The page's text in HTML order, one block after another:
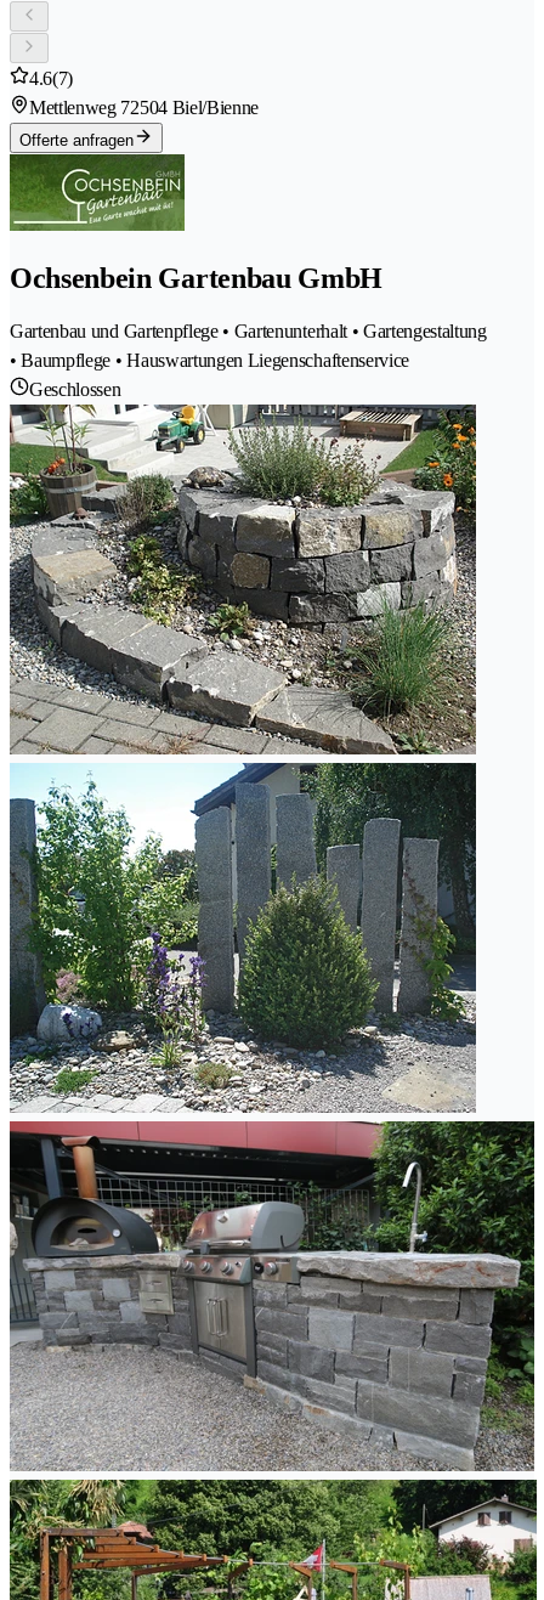
4.6(7)
Mettlenweg 72504 Biel/Bienne
Offerte anfragen
Ochsenbein Gartenbau GmbH
Gartenbau und Gartenpflege • Gartenunterhalt • Gartengestaltung
• Baumpflege • Hauswartungen Liegenschaftenservice
Geschlossen